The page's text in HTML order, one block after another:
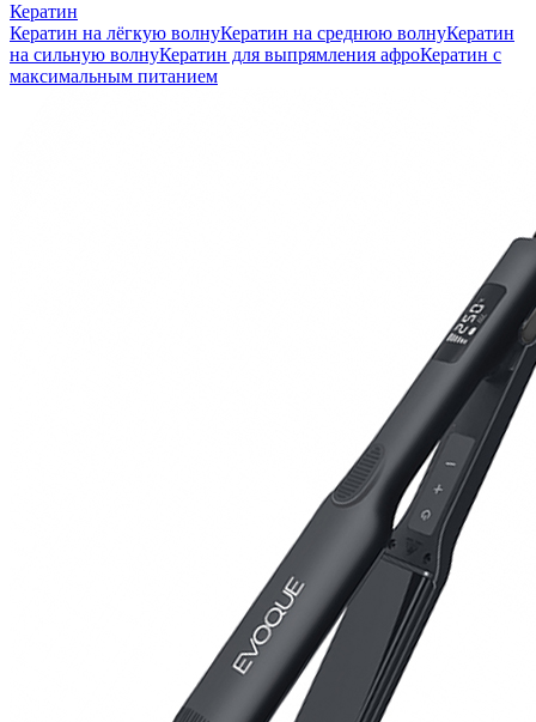
Кератин
Кератин на лёгкую волнуКератин на среднюю волнуКератин
на сильную волнуКератин для выпрямления афроКератин с
максимальным питанием